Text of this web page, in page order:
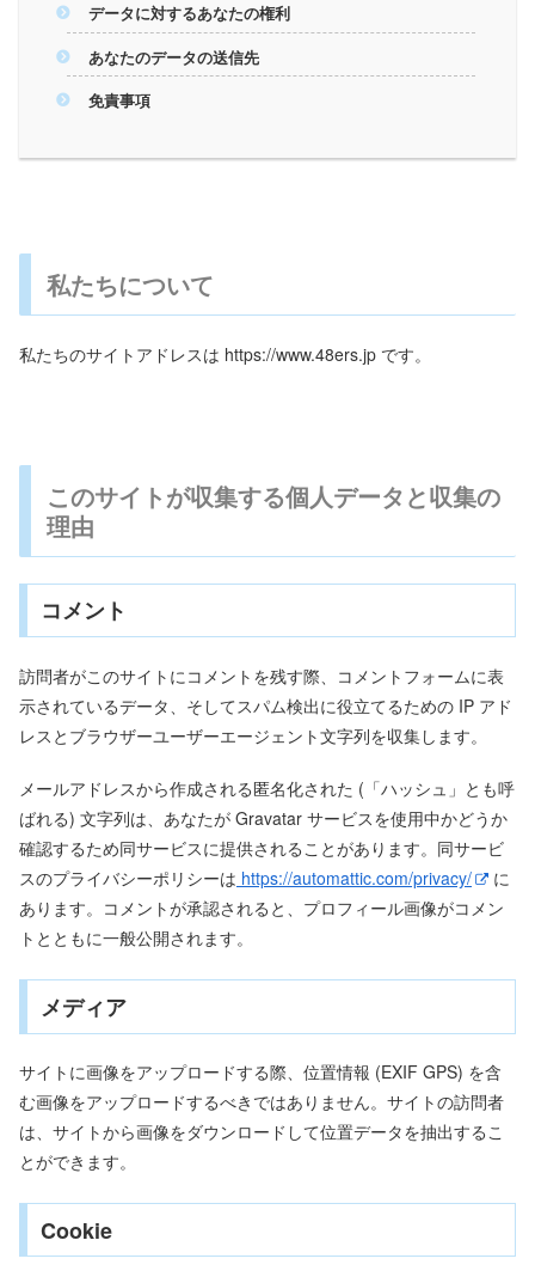
データに対するあなたの権利
あなたのデータの送信先
免責事項
私たちについて
私たちのサイトアドレスは https://www.48ers.jp です。
このサイトが収集する個人データと収集の
理由
コメント
訪問者がこのサイトにコメントを残す際、コメントフォームに表
示されているデータ、そしてスパム検出に役立てるための IP アド
レスとブラウザーユーザーエージェント文字列を収集します。
メールアドレスから作成される匿名化された (「ハッシュ」とも呼
ばれる) 文字列は、あなたが Gravatar サービスを使用中かどうか
確認するため同サービスに提供されることがあります。同サービ
スのプライバシーポリシーは https://automattic.com/privacy/
に
あります。コメントが承認されると、プロフィール画像がコメン
トとともに一般公開されます。
メディア
サイトに画像をアップロードする際、位置情報 (EXIF GPS) を含
む画像をアップロードするべきではありません。サイトの訪問者
は、サイトから画像をダウンロードして位置データを抽出するこ
とができます。
Cookie